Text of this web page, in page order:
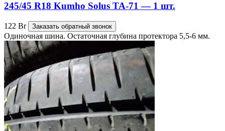
245/45 R18 Kumho Solus TA-71 — 1 шт.
122 Br Заказать обратный звонок
Одиночная шина. Остаточная глубина протектора 5,5-6 мм.